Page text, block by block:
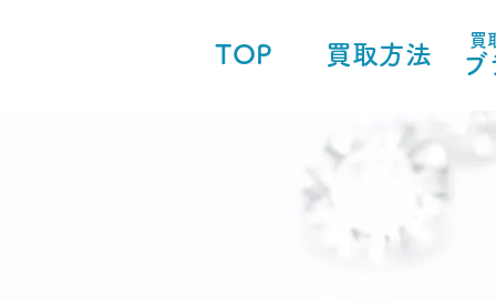
TOP 買取方法
買
ブ